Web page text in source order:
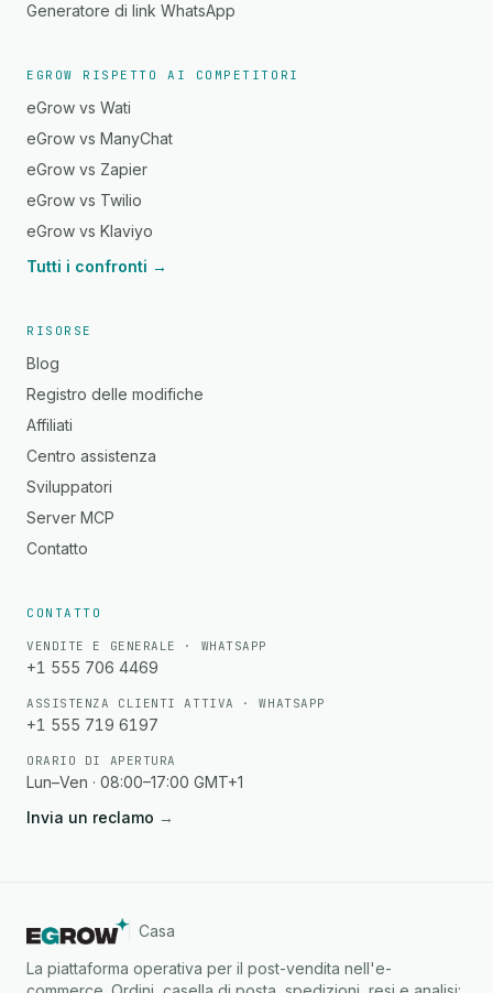
Generatore di link WhatsApp
EGROW RISPETTO AI COMPETITORI
eGrow vs Wati
eGrow vs ManyChat
eGrow vs Zapier
eGrow vs Twilio
eGrow vs Klaviyo
Tutti i confronti →
RISORSE
Blog
Registro delle modifiche
Affiliati
Centro assistenza
Sviluppatori
Server MCP
Contatto
CONTATTO
VENDITE E GENERALE · WHATSAPP
+1 555 706 4469
ASSISTENZA CLIENTI ATTIVA · WHATSAPP
+1 555 719 6197
ORARIO DI APERTURA
Lun–Ven · 08:00–17:00 GMT+1
Invia un reclamo →
Casa
La piattaforma operativa per il post-vendita nell'e-